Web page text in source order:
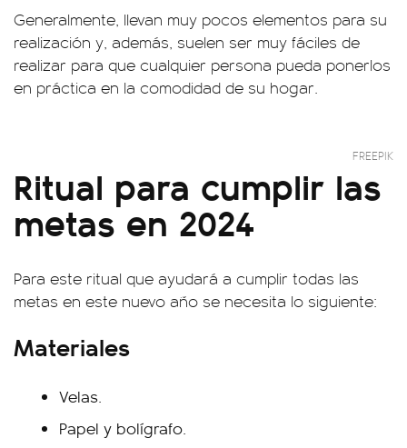
Generalmente, llevan muy pocos elementos para su
realización y, además, suelen ser muy fáciles de
realizar para que cualquier persona pueda ponerlos
en práctica en la comodidad de su hogar.
FREEPIK
Ritual para cumplir las
metas en 2024
Para este ritual que ayudará a cumplir todas las
metas en este nuevo año se necesita lo siguiente:
Materiales
Velas.
Papel y bolígrafo.